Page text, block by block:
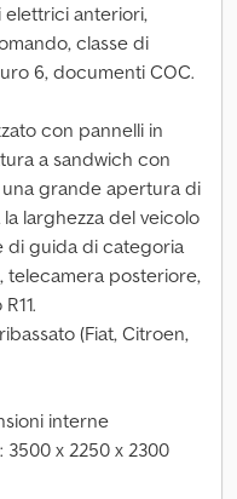
elettrici anteriori,
classe di
6, documenti COC.
con pannelli in
a sandwich con
grande apertura di
larghezza del veicolo
di guida di categoria
telecamera posteriore,
(Fiat, Citroen,
interne
3500 x 2250 x 2300